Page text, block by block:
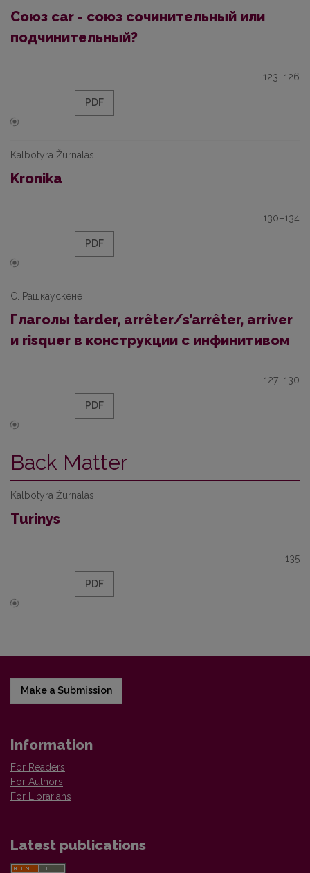
Союз car - союз сочинительный или
подчинительный?
123–126
PDF
Kalbotyra Žurnalas
Kronika
130–134
PDF
С. Рашкаускене
Глaголы tarder, arrêter/s’arrêter, arriver
и risquer в конструкции с инфинитивом
127–130
PDF
Back Matter
Kalbotyra Žurnalas
Turinys
135
PDF
Make a Submission
Information
For Readers
For Authors
For Librarians
Latest publications